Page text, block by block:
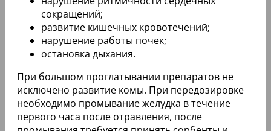
сокращений;
развитие кишечных кровотечений;
нарушение работы почек;
остановка дыхания.
При большом проглатывании препаратов не
исключено развитие комы. При передозировке
необходимо промывание желудка в течение
первого часа после отравления, после